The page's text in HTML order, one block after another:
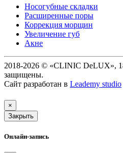
Носогубные складки
Расширенные поры
Коррекция морщин
Увеличение губ
Акне
2018-2026 © «CLINIC DeLUX»,
защищены.
Сайт разработан в Leademy studio
×
Закрыть
Онлайн-запись